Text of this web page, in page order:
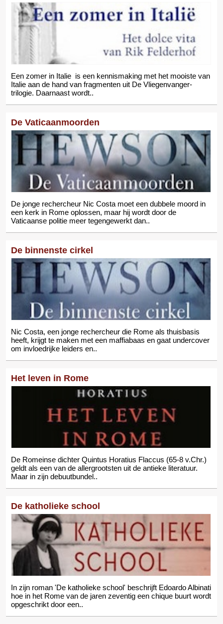
Een zomer in Italie is een kennismaking met het mooiste van
Italie aan de hand van fragmenten uit De Vliegenvanger-
trilogie. Daarnaast wordt..
De Vaticaanmoorden
De jonge rechercheur Nic Costa moet een dubbele moord in
een kerk in Rome oplossen, maar hij wordt door de
Vaticaanse politie meer tegengewerkt dan..
De binnenste cirkel
Nic Costa, een jonge rechercheur die Rome als thuisbasis
heeft, krijgt te maken met een maffiabaas en gaat undercover
om invloedrijke leiders en..
Het leven in Rome
De Romeinse dichter Quintus Horatius Flaccus (65-8 v.Chr.)
geldt als een van de allergrootsten uit de antieke literatuur.
Maar in zijn debuutbundel..
De katholieke school
In zijn roman 'De katholieke school' beschrijft Edoardo Albinati
hoe in het Rome van de jaren zeventig een chique buurt wordt
opgeschrikt door een..